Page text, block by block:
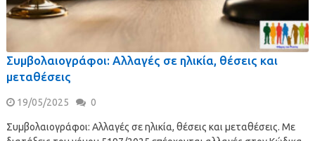
Συμβολαιογράφοι: Αλλαγές σε ηλικία, θέσεις και
μεταθέσεις
19/05/2025 0
Συμβολαιογράφοι: Αλλαγές σε ηλικία, θέσεις και μεταθέσεις. Με